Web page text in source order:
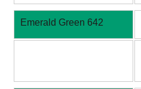
Emerald Green 642